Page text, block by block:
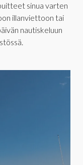
sinua varten
illanviettoon tai
nautiskeluun